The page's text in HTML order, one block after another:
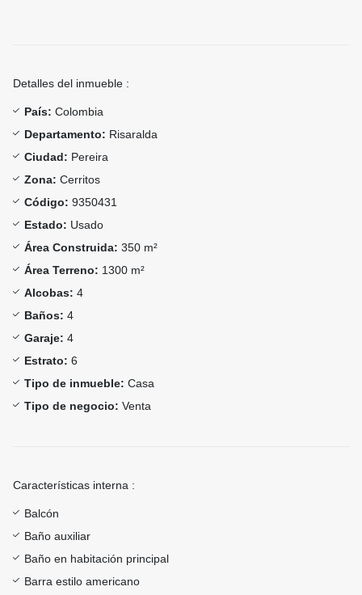
Detalles del inmueble :
País: Colombia
Departamento: Risaralda
Ciudad: Pereira
Zona: Cerritos
Código: 9350431
Estado: Usado
Área Construida: 350 m²
Área Terreno: 1300 m²
Alcobas: 4
Baños: 4
Garaje: 4
Estrato: 6
Tipo de inmueble: Casa
Tipo de negocio: Venta
Características interna :
Balcón
Baño auxiliar
Baño en habitación principal
Barra estilo americano